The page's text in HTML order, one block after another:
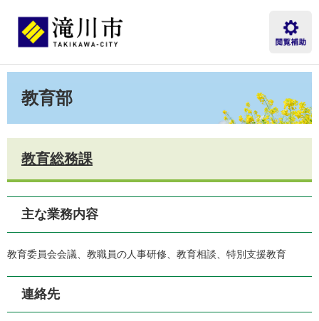
先
を
て
本
教育部
教育総務課
主な業務内容
教育委員会会議、教職員の人事研修、教育相談、特別支援教育
連絡先